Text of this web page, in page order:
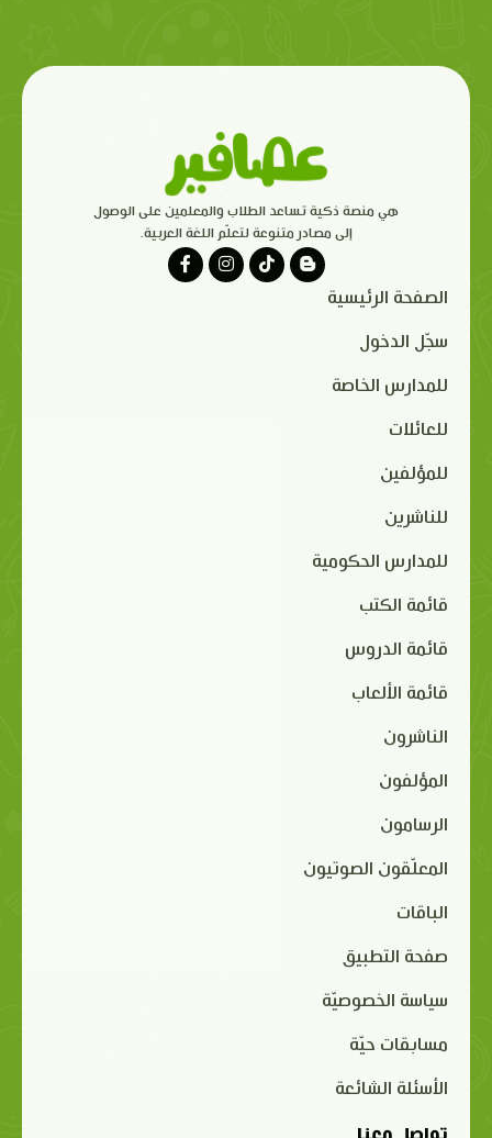
هي منصة ذكية تساعد الطلاب والمعلمين على الوصول
إلى مصادر متنوعة لتعلّم اللغة العربية.
الصفحة الرئيسية
سجّل الدخول
للمدارس الخاصة
للعائلات
للمؤلفين
للناشرين
للمدارس الحكومية
قائمة الكتب
قائمة الدروس
قائمة الألعاب
الناشرون
المؤلفون
الرسامون
المعلّقون الصوتيون
الباقات
صفحة التطبيق
سياسة الخصوصيّة
مسابقات حيّة
الأسئلة الشائعة